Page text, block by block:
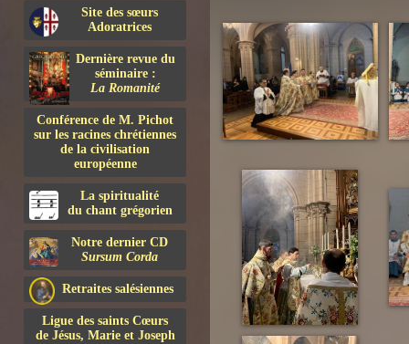
Site des sœurs
Adoratrices
Dernière revue du
séminaire :
La Romanité
Conférence de M. Pichot
sur les racines chrétiennes
de la civilisation
européenne
La spiritualité
du chant grégorien
Notre dernier CD
Sursum Corda
Retraites salésiennes
Ligue des saints Cœurs
de Jésus, Marie et Joseph